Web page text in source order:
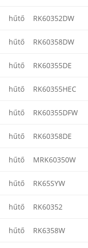
hűtő RK60352DW
hűtő RK60358DW
hűtő RK60355DE
hűtő RK60355HEC
hűtő RK60355DFW
hűtő RK60358DE
hűtő MRK60350W
hűtő RK65SYW
hűtő RK60352
hűtő RK6358W